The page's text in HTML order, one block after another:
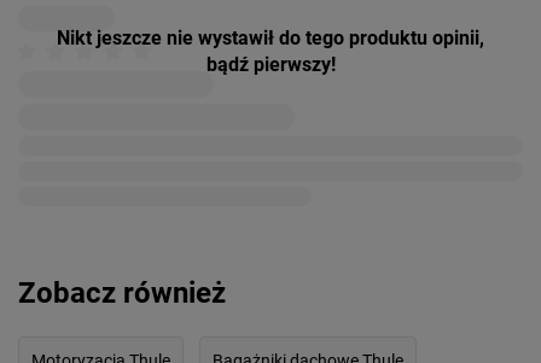
Nikt jeszcze nie wystawił do tego produktu opinii,
bądź pierwszy!
Zobacz również